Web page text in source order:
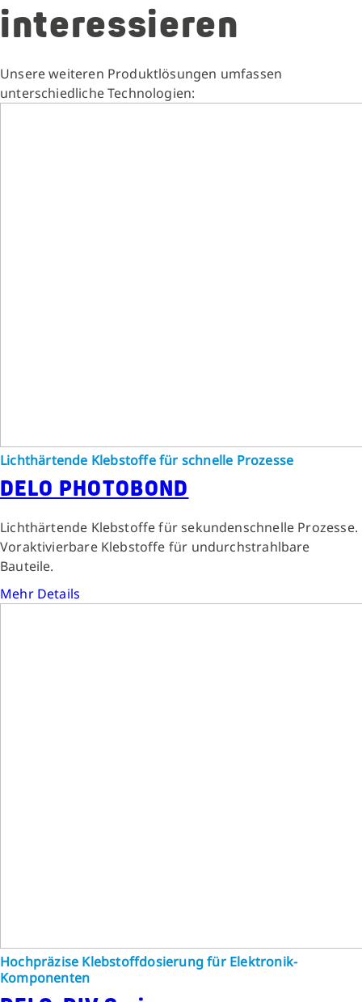
interessieren
Unsere weiteren Produktlösungen umfassen
unterschiedliche Technologien:
Lichthärtende Klebstoffe für schnelle Prozesse
DELO PHOTOBOND
Lichthärtende Klebstoffe für sekundenschnelle Prozesse.
Voraktivierbare Klebstoffe für undurchstrahlbare
Bauteile.
Mehr Details
Hochpräzise Klebstoffdosierung für Elektronik-
Komponenten